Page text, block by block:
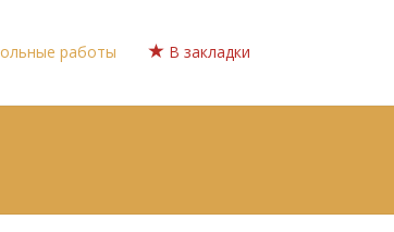
работы В закладки